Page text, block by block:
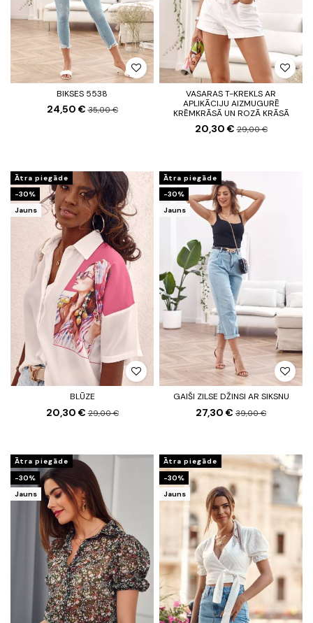
BIKSES 5538
24,50 €35,00 €
VASARAS T-KREKLS AR
APLIKĀCIJU AIZMUGURĒ
KRĒMKRĀSĀ UN ROZĀ KRĀSĀ
20,30 €29,00 €
Ātra piegāde
-30%
Jauns
BLŪZE
20,30 €29,00 €
Ātra piegāde
-30%
Jauns
GAIŠI ZILSE DŽINSI AR SIKSNU
27,30 € 39,00 €
Ātra piegāde
-30%
Jauns
Ātra piegāde
-30%
Jauns